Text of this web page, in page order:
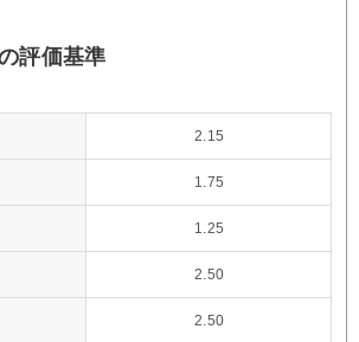
評価基準
2.15
1.75
1.25
2.50
2.50